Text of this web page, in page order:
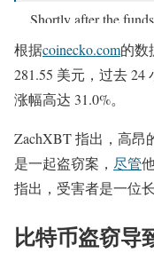
Shortly after the
price to spike…
— ZachXBT
根据coinecko.com的数
281.55 美元，过去 24
涨幅高达 31.0%。
ZachXBT 指出，高昂
是一起盗窃案， 尽管
指出，受害者是一位
比特币盗窃导